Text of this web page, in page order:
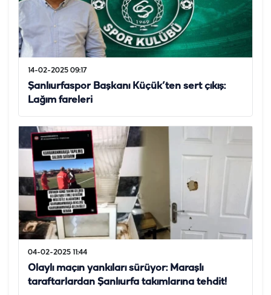
14-02-2025 09:17
Şanlıurfaspor Başkanı Küçük’ten sert çıkış:
Lağım fareleri
04-02-2025 11:44
Olaylı maçın yankıları sürüyor: Maraşlı
taraftarlardan Şanlıurfa takımlarına tehdit!